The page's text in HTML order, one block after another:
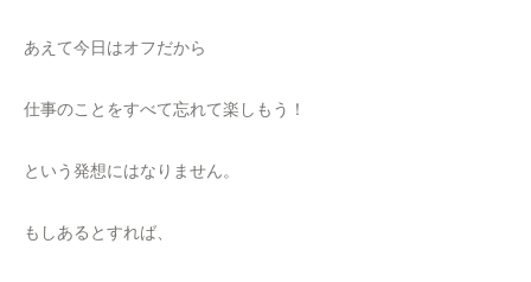
あえて今日はオフだから
仕事のことをすべて忘れて楽しもう！
という発想にはなりません。
もしあるとすれば、